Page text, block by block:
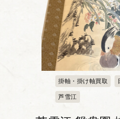
掛軸・掛け軸買取
芦雪江